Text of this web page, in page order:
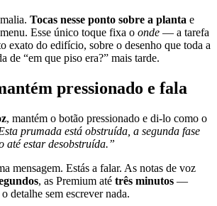
Tocas nesse ponto sobre a planta e
Esse único toque fixa o onde — a tarefa
exato do edifício, sobre o desenho que toda a
de “em que piso era?” mais tarde.
pressionado e fala
, mantém o botão pressionado e di-lo como o
prumada está obstruída, a segunda fase
até estar desobstruída.”
mensagem. Estás a falar. As notas de voz
, as Premium até três minutos —
detalhe sem escrever nada.